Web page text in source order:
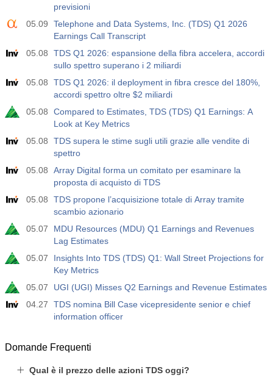
previsioni
05.09
Telephone and Data Systems, Inc. (TDS) Q1 2026
Earnings Call Transcript
05.08
TDS Q1 2026: espansione della fibra accelera, accordi
sullo spettro superano i 2 miliardi
05.08
TDS Q1 2026: il deployment in fibra cresce del 180%,
accordi spettro oltre $2 miliardi
05.08
Compared to Estimates, TDS (TDS) Q1 Earnings: A
Look at Key Metrics
05.08
TDS supera le stime sugli utili grazie alle vendite di
spettro
05.08
Array Digital forma un comitato per esaminare la
proposta di acquisto di TDS
05.08
TDS propone l’acquisizione totale di Array tramite
scambio azionario
05.07
MDU Resources (MDU) Q1 Earnings and Revenues
Lag Estimates
05.07
Insights Into TDS (TDS) Q1: Wall Street Projections for
Key Metrics
05.07
UGI (UGI) Misses Q2 Earnings and Revenue Estimates
04.27
TDS nomina Bill Case vicepresidente senior e chief
information officer
Domande Frequenti
Qual è il prezzo delle azioni TDS oggi?